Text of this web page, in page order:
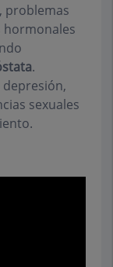
problemas
hormonales
.
depresión,
sexuales